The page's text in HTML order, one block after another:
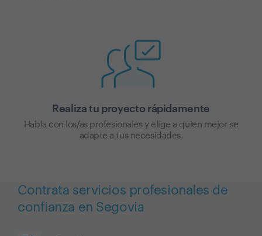
Realiza tu proyecto rápidamente
Habla con los/as profesionales y elige a quien mejor se
adapte a tus necesidades.
Contrata servicios profesionales de
confianza en Segovia